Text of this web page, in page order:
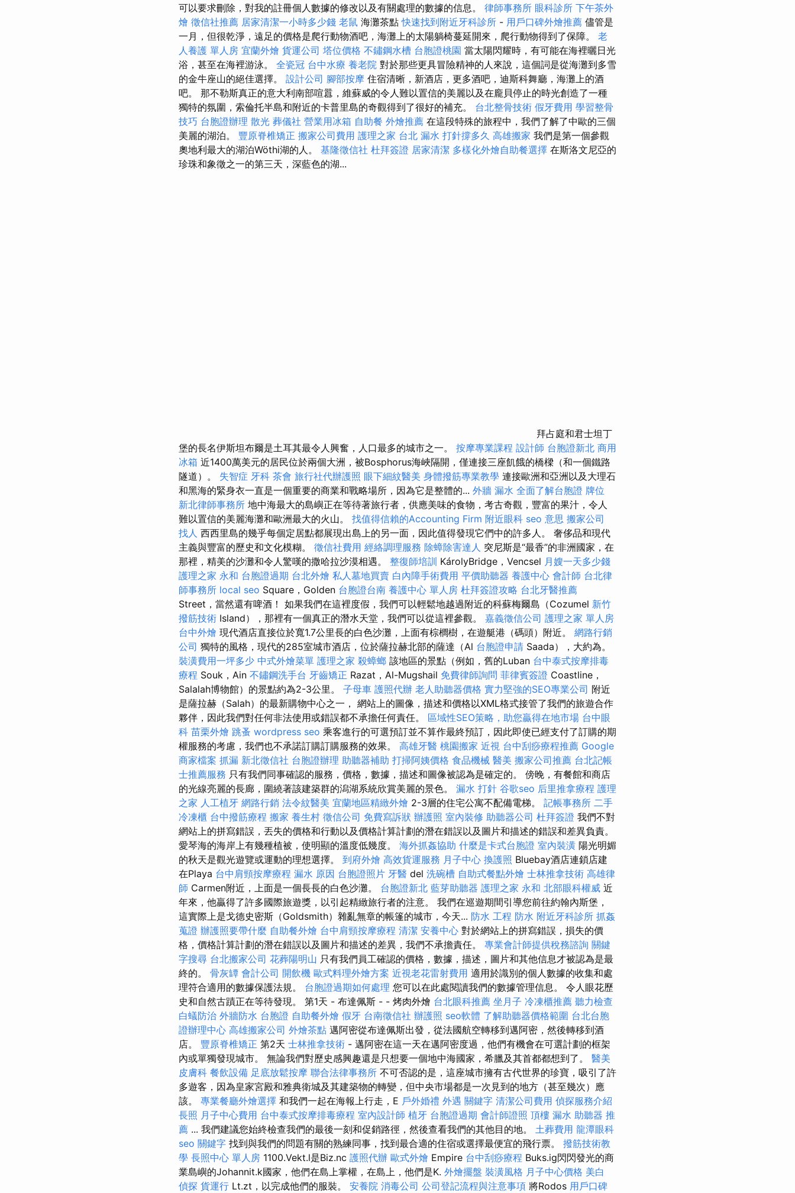
可以要求刪除，對我的註冊個人數據的修改以及有關處理的數據的信息。 律師事務所 眼科診所 下午茶外
燴 徵信社推薦 居家清潔一小時多少錢 老鼠 海灘茶點快速找到附近牙科診所 - 用戶口碑外燴推薦 儘管是
一月，但很乾淨，遠足的價格是爬行動物酒吧，海灘上的太陽躺椅蔓延開來，爬行動物得到了保障。 老
人養護 單人房 宜蘭外燴 貨運公司 塔位價格 不鏽鋼水槽 台胞證桃園 當太陽閃耀時，有可能在海裡曬日光
浴，甚至在海裡游泳。 全瓷冠 台中水療 養老院 對於那些更具冒險精神的人來說，這個詞是從海灘到多雪
的金牛座山的絕佳選擇。 設計公司 腳部按摩 住宿清晰，新酒店，更多酒吧，迪斯科舞廳，海灘上的酒
吧。 那不勒斯真正的意大利南部喧囂，維蘇威的令人難以置信的美麗以及在龐貝停止的時光創造了一種
獨特的氛圍，索倫托半島和附近的卡普里島的奇觀得到了很好的補充。 台北整骨技術 假牙費用 學習整骨
技巧 台胞證辦理 散光 葬儀社 營業用冰箱 自助餐 外燴推薦 在這段特殊的旅程中，我們了解了中歐的三個
美麗的湖泊。 豐原脊椎矯正 搬家公司費用 護理之家 台北 漏水 打針撐多久 高雄搬家 我們是第一個參觀
奧地利最大的湖泊Wöthi湖的人。 基隆徵信社 杜拜簽證 居家清潔 多樣化外燴自助餐選擇 在斯洛文尼亞的
珍珠和象徵之一的第三天，深藍色的湖...
拜占庭和君士坦丁
堡的長名伊斯坦布爾是土耳其最令人興奮，人口最多的城市之一。 按摩專業課程 設計師 台胞證新北 商用
冰箱 近1400萬美元的居民位於兩個大洲，被Bosphorus海峽隔開，僅連接三座飢餓的橋樑（和一個鐵路
隧道）。 失智症 牙科 茶會 旅行社代辦護照 眼下細紋醫美 身體撥筋專業教學 連接歐洲和亞洲以及大理石
和黑海的緊身衣一直是一個重要的商業和戰略場所，因為它是整體的... 外牆 漏水 全面了解台胞證 牌位
新北律師事務所 地中海最大的島嶼正在等待著旅行者，供應美味的食物，考古奇觀，豐富的果汁，令人
難以置信的美麗海灘和歐洲最大的火山。 找值得信賴的Accounting Firm 附近眼科 seo 意思 搬家公司
找人 西西里島的幾乎每個定居點都展現出島上的另一面，因此值得發現它們中的許多人。 奢侈品和現代
主義與豐富的歷史和文化模糊。 徵信社費用 經絡調理服務 除蟑除害達人 突尼斯是“最香”的非洲國家，在
那裡，精美的沙灘和令人驚嘆的撒哈拉沙漠相遇。 整復師培訓 KárolyBridge，Vencsel 月嫂一天多少錢
護理之家 永和 台胞證過期 台北外燴 私人墓地買賣 白內障手術費用 平價助聽器 養護中心 會計師 台北律
師事務所 local seo Square，Golden 台胞證台南 養護中心 單人房 杜拜簽證攻略 台北牙醫推薦
Street，當然還有啤酒！ 如果我們在這裡度假，我們可以輕鬆地越過附近的科蘇梅爾島（Cozumel 新竹
撥筋技術 Island），那裡有一個真正的潛水天堂，我們可以從這裡參觀。 嘉義徵信公司 護理之家 單人房
台中外燴 現代酒店直接位於寬1.7公里長的白色沙灘，上面有棕櫚樹，在遊艇港（碼頭）附近。 網路行銷
公司 獨特的風格，現代的285室城市酒店，位於薩拉赫北部的薩達（Al 台胞證申請 Saada），大約為。
裝潢費用一坪多少 中式外燴菜單 護理之家 殺蟑螂 該地區的景點（例如，舊的Luban 台中泰式按摩排毒
療程 Souk，Ain 不鏽鋼洗手台 牙齒矯正 Razat，Al-Mugshail 免費律師詢問 菲律賓簽證 Coastline，
Salalah博物館）的景點約為2-3公里。 子母車 護照代辦 老人助聽器價格 實力堅強的SEO專業公司 附近
是薩拉赫（Salah）的最新購物中心之一， 網站上的圖像，描述和價格以XML格式接管了我們的旅遊合作
夥伴，因此我們對任何非法使用或錯誤都不承擔任何責任。 區域性SEO策略，助您贏得在地市場 台中眼
科 苗栗外燴 跳蚤 wordpress seo 乘客進行的可選預訂並不算作最終預訂，因此即使已經支付了訂購的期
權服務的考慮，我們也不承諾訂購訂購服務的效果。 高雄牙醫 桃園搬家 近視 台中刮痧療程推薦 Google
商家檔案 抓漏 新北徵信社 台胞證辦理 助聽器補助 打掃阿姨價格 食品機械 醫美 搬家公司推薦 台北記帳
士推薦服務 只有我們同事確認的服務，價格，數據，描述和圖像被認為是確定的。 傍晚，有餐館和商店
的光線亮麗的長廊，圍繞著該建築群的潟湖系統欣賞美麗的景色。 漏水 打針 谷歌seo 后里推拿療程 護理
之家 人工植牙 網路行銷 法令紋醫美 宜蘭地區精緻外燴 2-3層的住宅公寓不配備電梯。 記帳事務所 二手
冷凍櫃 台中撥筋療程 搬家 養生村 徵信公司 免費寫訴狀 辦護照 室內裝修 助聽器公司 杜拜簽證 我們不對
網站上的拼寫錯誤，丟失的價格和行動以及價格計算計劃的潛在錯誤以及圖片和描述的錯誤和差異負責。
愛琴海的海岸上有幾種植被，使明顯的溫度低幾度。 海外抓姦協助 什麼是卡式台胞證 室內裝潢 陽光明媚
的秋天是觀光遊覽或運動的理想選擇。 到府外燴 高效貨運服務 月子中心 換護照 Bluebay酒店連鎖店建
在Playa 台中肩頸按摩療程 漏水 原因 台胞證照片 牙醫 del 洗碗槽 自助式餐點外燴 士林推拿技術 高雄律
師 Carmen附近，上面是一個長長的白色沙灘。 台胞證新北 藍芽助聽器 護理之家 永和 北部眼科權威 近
年來，他贏得了許多國際旅遊獎，以引起精緻旅行者的注意。 我們在巡遊期間引導您前往約翰內斯堡，
這實際上是戈德史密斯（Goldsmith）雜亂無章的帳篷的城市，今天... 防水 工程 防水 附近牙科診所 抓姦
蒐證 辦護照要帶什麼 自助餐外燴 台中肩頸按摩療程 清潔 安養中心 對於網站上的拼寫錯誤，損失的價
格，價格計算計劃的潛在錯誤以及圖片和描述的差異，我們不承擔責任。 專業會計師提供稅務諮詢 關鍵
字搜尋 台北搬家公司 花葬陽明山 只有我們員工確認的價格，數據，描述，圖片和其他信息才被認為是最
終的。 骨灰罈 會計公司 開飲機 歐式料理外燴方案 近視老花雷射費用 適用於識別的個人數據的收集和處
理符合適用的數據保護法規。 台胞證過期如何處理 您可以在此處閱讀我們的數據管理信息。 令人眼花歷
史和自然古蹟正在等待發現。 第1天 - 布達佩斯 - - 烤肉外燴 台北眼科推薦 坐月子 冷凍櫃推薦 聽力檢查
白蟻防治 外牆防水 台胞證 自助餐外燴 假牙 台南徵信社 辦護照 seo軟體 了解助聽器價格範圍 台北台胞
證辦理中心 高雄搬家公司 外燴茶點 邁阿密從布達佩斯出發，從法國航空轉移到邁阿密，然後轉移到酒
店。 豐原脊椎矯正 第2天 士林推拿技術 - 邁阿密在這一天在邁阿密度過，他們有機會在可選計劃的框架
內或單獨發現城市。 無論我們對歷史感興趣還是只想要一個地中海國家，希臘及其首都都想到了。 醫美
皮膚科 餐飲設備 足底放鬆按摩 聯合法律事務所 不可否認的是，這座城市擁有古代世界的珍寶，吸引了許
多遊客，因為皇家宮殿和雅典衛城及其建築物的轉變，但中央市場都是一次見到的地方（甚至幾次）應
該。 專業餐廳外燴選擇 和我們一起在海報上行走，E 戶外婚禮 外遇 關鍵字 清潔公司費用 偵探服務介紹
長照 月子中心費用 台中泰式按摩排毒療程 室內設計師 植牙 台胞證過期 會計師證照 頂樓 漏水 助聽器 推
薦 ... 我們建議您始終檢查我們的最後一刻和促銷路徑，然後查看我們的其他目的地。 土葬費用 龍潭眼科
seo 關鍵字 找到與我們的問題有關的熟練同事，找到最合適的住宿或選擇最便宜的飛行票。 撥筋技術教
學 長照中心 單人房 1100.Vekt.l是Biz.nc 護照代辦 歐式外燴 Empire 台中刮痧療程 Buks.ig閃閃發光的商
業島嶼的Johannit.k國家，他們在島上掌權，在島上，他們是K. 外燴擺盤 裝潢風格 月子中心價格 美白
偵探 貨運行 Lt.zt，以完成他們的服裝。 安養院 消毒公司 公司登記流程與注意事項 將Rodos 用戶口碑